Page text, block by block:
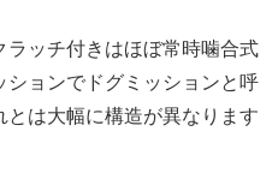
ッチ付きはほぼ常時噛合式
ョンでドグミッションと呼
は大幅に構造が異なります